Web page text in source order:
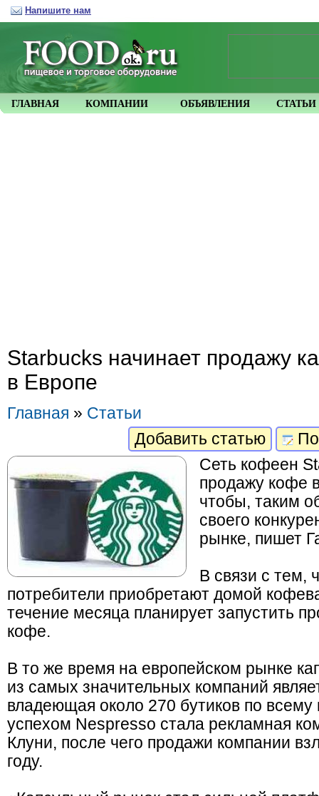
Starbucks начинает продажу
в Европе
Главная » Статьи
Добавить статью
Сеть кофеен
продажу кофе
чтобы, таким
своего
рынке, пишет
В связи с тем,
потребители приобретают домой
течение месяца планирует запустить
кофе.
В то же время на европейском рынке
из самых значительных компаний
владеющая около 270 бутиков по
успехом Nespresso стала рекламная
Клуни, после чего продажи компании
году.
ГЛАВНАЯ КОМПАНИИ ОБЪЯВЛЕНИЯ СТАТЬИ
Напишите нам